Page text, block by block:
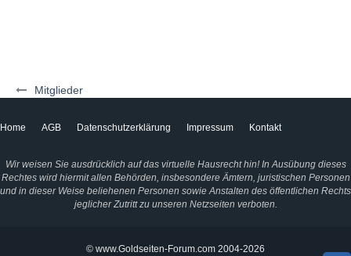
Mitglieder
Home AGB Datenschutzerklärung Impressum Kontakt
Wir weisen Sie ausdrücklich auf das virtuelle Hausrecht hin! In Ausübung dieses
Rechtes wird hiermit allen Behörden, insbesondere Ämtern, juristischen Personen
und in dieser Weise beliehenen Personen sowie Anstalten des öffentlichen Rechts
jeglicher Zutritt zu unseren Netzseiten verboten.
© www.Goldseiten-Forum.com 2004-2026